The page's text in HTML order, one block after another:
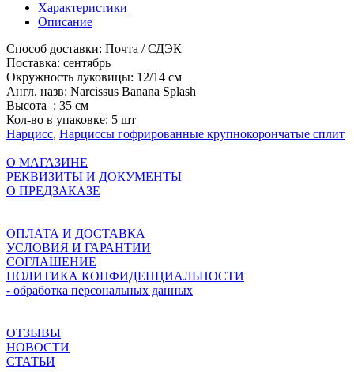
Характеристики
Описание
Способ доставки: Почта / СДЭК
Поставка: сентябрь
Окружность луковицы: 12/14 см
Англ. назв: Narcissus Banana Splash
Высота_: 35 см
Кол-во в упаковке: 5 шт
Нарцисс, Нарциссы гофрированные крупнокорончатые сплит
О МАГАЗИНЕ
РЕКВИЗИТЫ И ДОКУМЕНТЫ
О ПРЕДЗАКАЗЕ
ОПЛАТА И ДОСТАВКА
УСЛОВИЯ И ГАРАНТИИ
СОГЛАШЕНИЕ
ПОЛИТИКА КОНФИДЕНЦИАЛЬНОСТИ
- обработка персональных данных
ОТЗЫВЫ
НОВОСТИ
СТАТЬИ